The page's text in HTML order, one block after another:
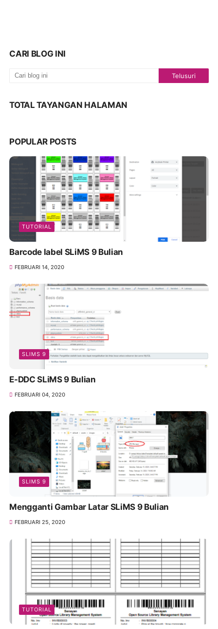
CARI BLOG INI
TOTAL TAYANGAN HALAMAN
POPULAR POSTS
TUTORIAL
Barcode label SLiMS 9 Bulian
FEBRUARI 14, 2020
SLIMS 9
E-DDC SLiMS 9 Bulian
FEBRUARI 04, 2020
SLIMS 9
Mengganti Gambar Latar SLiMS 9 Bulian
FEBRUARI 25, 2020
TUTORIAL